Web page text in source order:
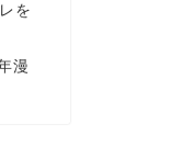
を
漫